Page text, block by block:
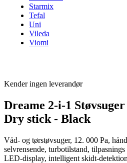
Starmix
Tefal
Uni
Vileda
Viomi
Kender ingen leverandør
Dreame 2-i-1
Dry stick - Black
Våd- og tørstøvsuger, 12. 000 Pa,
selvrensende, turbotilstand,
LED-display, intelligent skidt-